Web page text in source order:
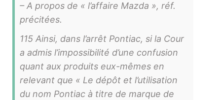
– A propos de « l’affaire Mazda », réf.
précitées.
115 Ainsi, dans l’arrêt Pontiac, si la Cour
a admis l’impossibilité d’une confusion
quant aux produits eux-mêmes en
relevant que « Le dépôt et l’utilisation
du nom Pontiac à titre de marque de